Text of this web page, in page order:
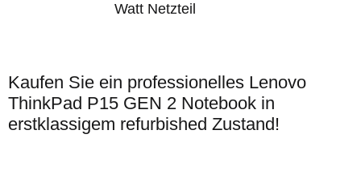
Watt Netzteil
Kaufen Sie ein professionelles Lenovo
ThinkPad P15 GEN 2 Notebook in
erstklassigem refurbished Zustand!